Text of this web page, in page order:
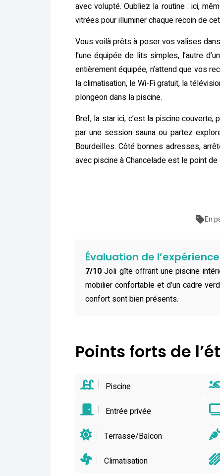
avec volupté. Oubliez la routine : ici,
vitrées pour illuminer chaque recoin de
Vous voilà prêts à poser vos valises
l’une équipée de lits simples, l’autre
entièrement équipée, n’attend que vos
la climatisation, le Wi-Fi gratuit, la
plongeon dans la piscine.
Bref, la star ici, c’est la piscine
par une session sauna ou partez
Bourdeilles. Côté bonnes adresses,
avec piscine à Chancelade est le point
En
Évaluation de
7/10 Joli gîte offrant une piscine
mobilier confortable et d’un cadre
confort sont bien présents.
Points forts de
Piscine
Entrée privée
Terrasse/Balcon
Climatisation